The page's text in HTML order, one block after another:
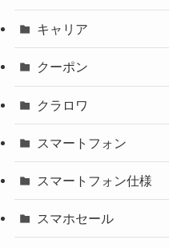
キャリア
クーポン
クラロワ
スマートフォン
スマートフォン仕様
スマホセール